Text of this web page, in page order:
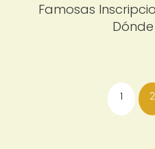
Famosas
1 2